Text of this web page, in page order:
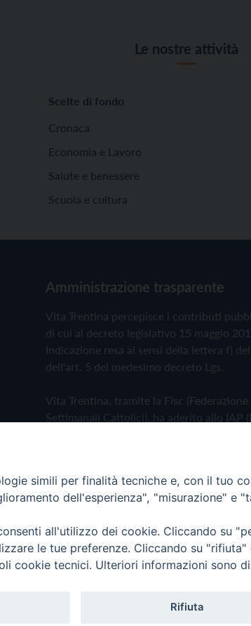
Le nostre attività
Scelte di fondo
Cronaca
Economia e Lavoro
Salute e benessere
Scuola e cultura
Amministrazione trasparente
Vita Trentina percepisce i contributi
di cui al decreto legislativo 15 maggio
Indicazione resa ai sensi della lettera f)
dell'art. 5 del medesimo decreto Lgs.
Vita Trentina, tramite la Fisc
Settimanali Cattolici), ha aderito allo IAP
Privacy Policy Cookie Policy
Trentina Editrice
simili per finalità tecniche e, con il tuo
dell'esperienza", "misurazione" e
all'utilizzo dei cookie. Cliccando su
le tue preferenze. Cliccando su
cookie tecnici. Ulteriori informazioni sono
Rifiuta